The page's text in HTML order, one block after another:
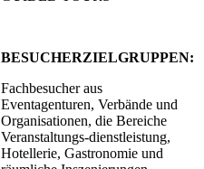
BESUCHERZIELGRUPPEN:
Fachbesucher aus
Eventagenturen, Verbände und
Organisationen, die Bereiche
Veranstaltungs-dienstleistung,
Hotellerie, Gastronomie und